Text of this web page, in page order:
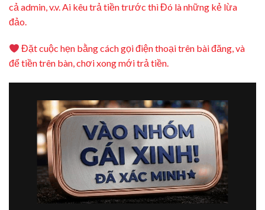
cả admin, v.v. Ai kêu trả tiền trước thì Đó là những kẻ lừa
đảo.
Đặt cuộc hẹn bằng cách gọi điện thoại trên bài đăng, và
để tiền trên bàn, chơi xong mới trả tiền.